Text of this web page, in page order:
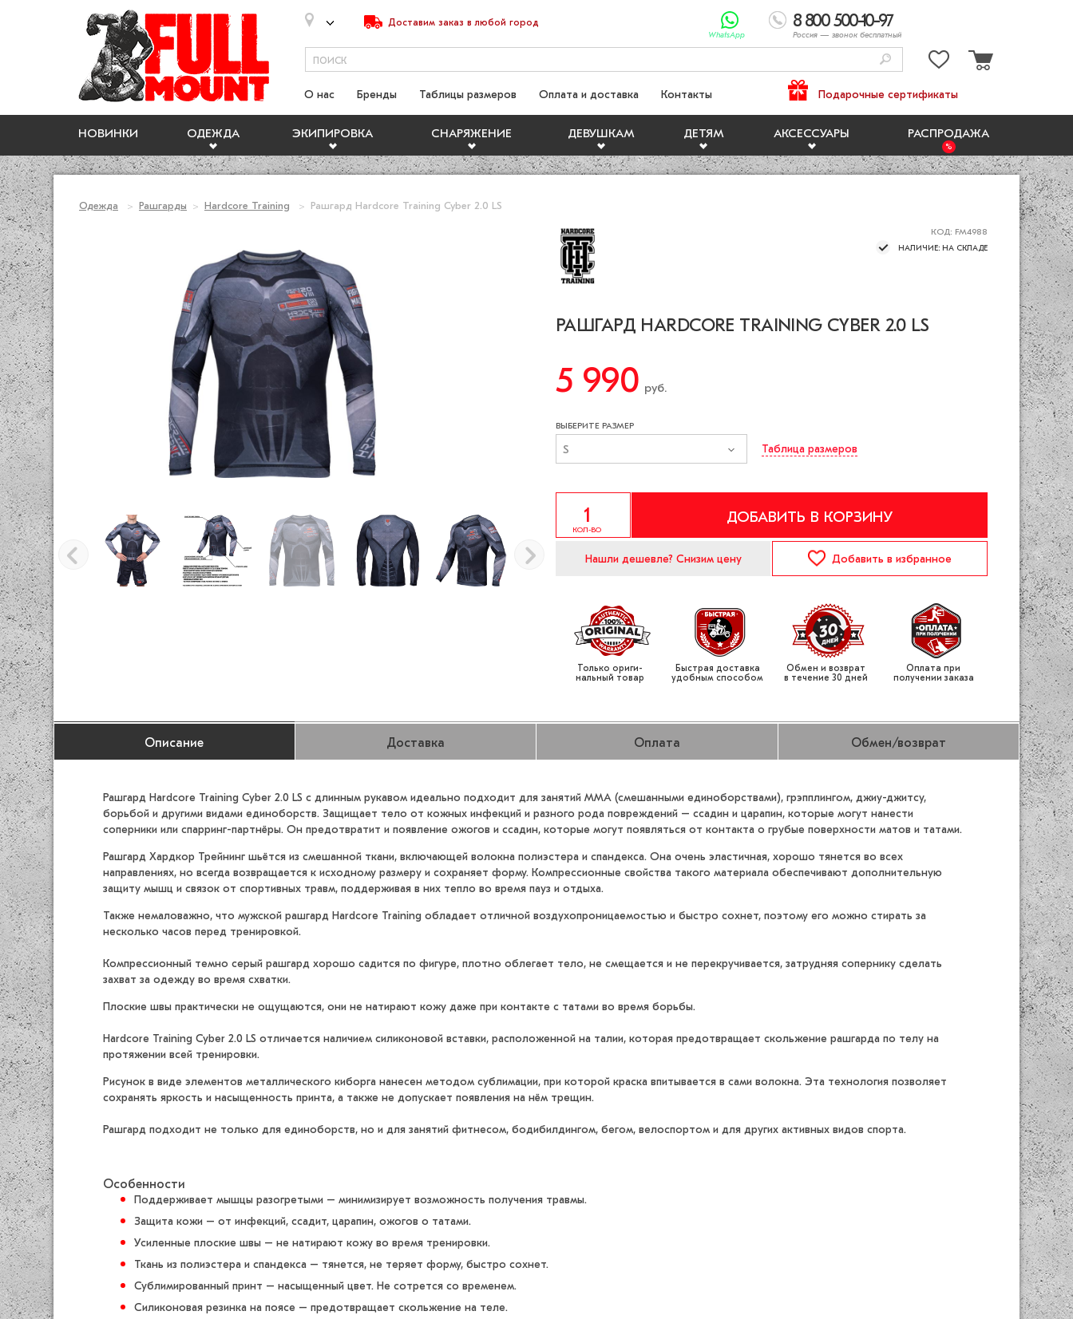
Доставим заказ в любой город 8 800 500-10-97
Россия — звонок бесплатный
WhatsApp
НОВИНКИ ОДЕЖДА ЭКИПИРОВКА СНАРЯЖЕНИЕ ДЕВУШКАМ ДЕТЯМ АКСЕССУАРЫ РАСПРОДАЖА
О нас Бренды Таблицы размеров Оплата и доставка Контакты Подарочные сертификаты
Одежда Рашгарды Hardcore Training Рашгард Hardcore Training Cyber 2.0 LS
КОД: FM4988
НАЛИЧИЕ: НА СКЛАДЕ
РАШГАРД HARDCORE TRAINING CYBER 2.0 LS
5 990 руб.
ВЫБЕРИТЕ РАЗМЕР
S Таблица размеров
КОЛ-ВО
ДОБАВИТЬ В КОРЗИНУ
Нашли дешевле? Снизим цену Добавить в избранное
Только ориги­
нальный товар
Быстрая доставка
удобным способом
Обмен и возврат
в течение 30 дней
Оплата при
получении заказа
Описание Доставка Оплата Обмен/возврат
Рашгард Hardcore Training Cyber 2.0 LS с длинным рукавом идеально подходит для занятий ММА (смешанными единоборствами), грэпплингом, джиу-джитсу,
борьбой и другими видами единоборств. Защищает тело от кожных инфекций и разного рода повреждений – ссадин и царапин, которые могут нанести
соперники или спарринг-партнёры. Он предотвратит и появление ожогов и ссадин, которые могут появляться от контакта о грубые поверхности матов и татами.
Рашгард Хардкор Трейнинг шьётся из смешанной ткани, включающей волокна полиэстера и спандекса. Она очень эластичная, хорошо тянется во всех
направлениях, но всегда возвращается к исходному размеру и сохраняет форму. Компрессионные свойства такого материала обеспечивают дополнительную
защиту мышц и связок от спортивных травм, поддерживая в них тепло во время пауз и отдыха.
Также немаловажно, что мужской рашгард Hardcore Training обладает отличной воздухопроницаемостью и быстро сохнет, поэтому его можно стирать за
несколько часов перед тренировкой.
Компрессионный темно серый рашгард хорошо садится по фигуре, плотно облегает тело, не смещается и не перекручивается, затрудняя сопернику сделать
захват за одежду во время схватки.
Плоские швы практически не ощущаются, они не натирают кожу даже при контакте с татами во время борьбы.
Hardcore Training Cyber 2.0 LS отличается наличием cиликоновой вставки, расположенной на талии, которая предотвращает скольжение рашгарда по телу на
протяжении всей тренировки.
Рисунок в виде элементов металлического киборга нанесен методом сублимации, при которой краска впитывается в сами волокна. Эта технология позволяет
сохранять яркость и насыщенность принта, а также не допускает появления на нём трещин.
Рашгард подходит не только для единоборств, но и для занятий фитнесом, бодибилдингом, бегом, велоспортом и для других активных видов спорта.
Особенности
Поддерживает мышцы разогретыми – минимизирует возможность получения травмы.
Защита кожи – от инфекций, ссадит, царапин, ожогов о татами.
Усиленные плоские швы – не натирают кожу во время тренировки.
Ткань из полиэстера и спандекса – тянется, не теряет форму, быстро сохнет.
Сублимированный принт – насыщенный цвет. Не сотрется со временем.
Силиконовая резинка на поясе – предотвращает скольжение на теле.